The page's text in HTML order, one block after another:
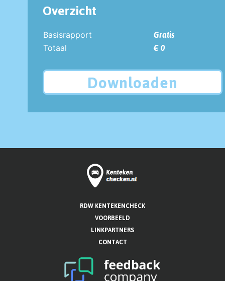
Overzicht
Basisrapport
Gratis
Totaal
€ 0
Downloaden
RDW KENTEKENCHECK
VOORBEELD
LINKPARTNERS
CONTACT